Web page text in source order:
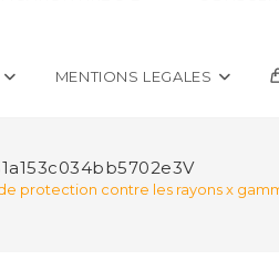
MENTIONS LEGALES
protection contre les rayons x